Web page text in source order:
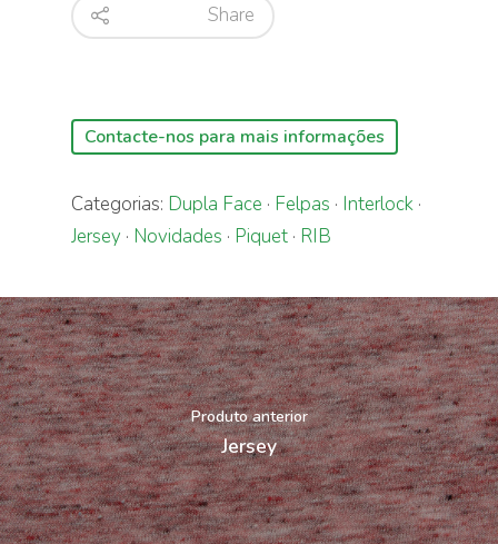
Share
Contacte-nos para mais informações
Categorias: Dupla Face · Felpas · Interlock ·
Jersey · Novidades · Piquet · RIB
Produto anterior
Jersey